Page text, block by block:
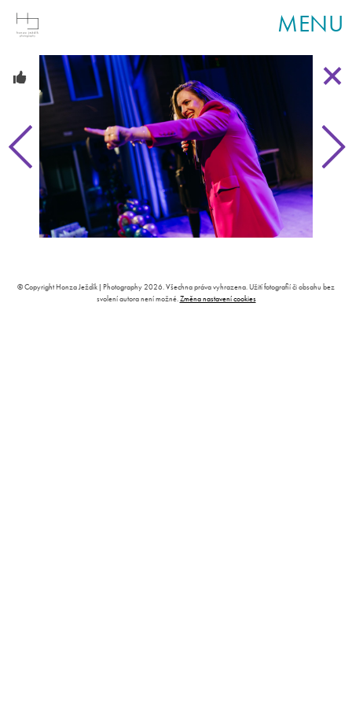
MENU
© Copyright Honza Ježdík | Photography 2026. Všechna práva vyhrazena. Užití fotografií či obsahu bez
svolení autora není možné.Změna nastavení cookies